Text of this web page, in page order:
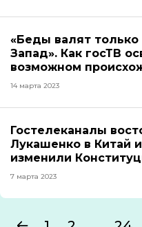
«Беды валят
Запад». Как госТВ
возможном
14 марта 2023
Гостелеканалы
Лукашенко в Китай
изменили
7 марта 2023